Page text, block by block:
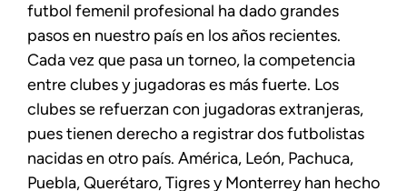
futbol femenil profesional ha dado grandes
pasos en nuestro país en los años recientes.
Cada vez que pasa un torneo, la competencia
entre clubes y jugadoras es más fuerte. Los
clubes se refuerzan con jugadoras extranjeras,
pues tienen derecho a registrar dos futbolistas
nacidas en otro país. América, León, Pachuca,
Puebla, Querétaro, Tigres y Monterrey han hecho